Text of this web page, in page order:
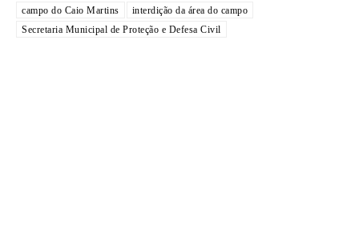
campo do Caio Martins
interdição da área do campo
Secretaria Municipal de Proteção e Defesa Civil